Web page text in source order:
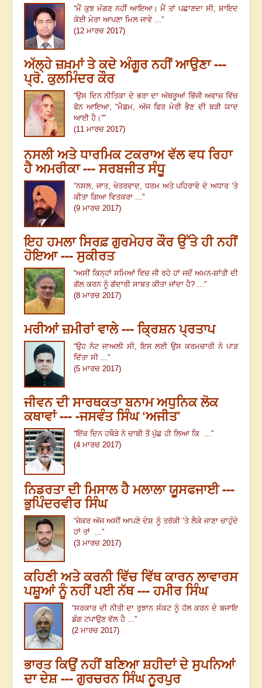
“ਮੈਂ ਕੁਝ ਮੰਗਣ ਨਹੀਂ ਆਇਆ। ਮੈਂ ਤਾਂ ਪਛਾਣਦਾ ਸੀ, ਸ਼ਾਇਦ
ਕੋਈ ਮੇਰਾ ਆਪਣਾ ਮਿਲ ਜਾਵੇ ...”
(12 ਮਾਰਚ 2017)
ਅੱਲ੍ਹੇ ਜ਼ਖ਼ਮਾਂ ਤੇ ਕਦੇ ਅੰਗੂਰ ਨਹੀਂ ਆਉਣਾ ---
ਪ੍ਰੋ. ਕੁਲਮਿੰਦਰ ਕੌਰ
“ਉਸ ਦਿਨ ਨੀਤਿਕਾ ਦੇ ਭਰਾ ਦਾ ਅੱਥਰੂਆਂ ਭਿੱਜੀ ਅਵਾਜ਼ ਵਿੱਚ
ਫੋਨ ਆਇਆ, “ਮੈਡਮ, ਅੱਜ ਫਿਰ ਮੇਰੀ ਭੈਣ ਦੀ ਬੜੀ ਯਾਦ
ਆਈ ਹੈ।””
(11 ਮਾਰਚ 2017)
ਨਸਲੀ ਅਤੇ ਧਾਰਮਿਕ ਟਕਰਾਅ ਵੱਲ ਵਧ ਰਿਹਾ
ਹੈ ਅਮਰੀਕਾ --- ਸਰਬਜੀਤ ਸੰਧੂ
“ਨਸਲ, ਜਾਤ, ਖੇਤਰਵਾਦ, ਧਰਮ ਅਤੇ ਪਹਿਰਾਵੇ ਦੇ ਅਧਾਰ ’ਤੇ
ਕੀਤਾ ਗਿਆ ਵਿਤਕਰਾ ...”
(9 ਮਾਰਚ 2017)
ਇਹ ਹਮਲਾ ਸਿਰਫ਼ ਗੁਰਮੇਹਰ ਕੌਰ ਉੱਤੇ ਹੀ ਨਹੀਂ
ਹੋਇਆ --- ਸੁਕੀਰਤ
“ਅਸੀਂ ਕਿਨ੍ਹਾਂ ਸਮਿਆਂ ਵਿਚ ਜੀ ਰਹੇ ਹਾਂ ਜਦੋਂ ਅਮਨ-ਸ਼ਾਂਤੀ ਦੀ
ਗੱਲ ਕਰਨ ਨੂੰ ਗੱਦਾਰੀ ਸਾਬਤ ਕੀਤਾ ਜਾਂਦਾ ਹੈ? ...”
(8 ਮਾਰਚ 2017)
ਮਰੀਆਂ ਜ਼ਮੀਰਾਂ ਵਾਲੇ --- ਕ੍ਰਿਸ਼ਨ ਪ੍ਰਤਾਪ
“ਉਹ ਨੋਟ ਜਾਅਲੀ ਸੀ, ਇਸ ਲਈ ਉਸ ਕਰਮਚਾਰੀ ਨੇ ਪਾੜ
ਦਿੱਤਾ ਸੀ ...”
(5 ਮਾਰਚ 2017)
ਜੀਵਨ ਦੀ ਸਾਰਥਕਤਾ ਬਨਾਮ ਅਧੁਨਿਕ ਲੋਕ
ਕਥਾਵਾਂ --- -ਜਸਵੰਤ ਸਿੰਘ ‘ਅਜੀਤ’
“ਇੱਕ ਦਿਨ ਹਥੌੜੇ ਨੇ ਚਾਬੀ ਤੋਂ ਪੁੱਛ ਹੀ ਲਿਆ ਕਿ ...”
(4 ਮਾਰਚ 2017)
ਨਿਡਰਤਾ ਦੀ ਮਿਸਾਲ ਹੈ ਮਲਾਲਾ ਯੂਸਫਜਾਈ ---
ਭੁਪਿੰਦਰਵੀਰ ਸਿੰਘ
“ਜੇਕਰ ਅੱਜ ਅਸੀਂ ਆਪਣੇ ਦੇਸ਼ ਨੂੰ ਤਰੱਕੀ ’ਤੇ ਲੈਕੇ ਜਾਣਾ ਚਾਹੁੰਦੇ
ਹਾਂ ਤਾਂ ...”
(3 ਮਾਰਚ 2017)
ਕਹਿਣੀ ਅਤੇ ਕਰਨੀ ਵਿੱਚ ਵਿੱਥ ਕਾਰਨ ਲਾਵਾਰਸ
ਪਸ਼ੂਆਂ ਨੂੰ ਨਹੀਂ ਪਈ ਨੱਥ --- ਹਮੀਰ ਸਿੰਘ
“ਸਰਕਾਰ ਦੀ ਨੀਤੀ ਦਾ ਰੁਝਾਨ ਸੰਕਟ ਨੂੰ ਹੱਲ ਕਰਨ ਦੇ ਬਜਾਇ
ਡੰਗ ਟਪਾਉਣ ਵੱਲ ਹੈ ...”
(2 ਮਾਰਚ 2017)
ਭਾਰਤ ਕਿਉਂ ਨਹੀਂ ਬਣਿਆ ਸ਼ਹੀਦਾਂ ਦੇ ਸੁਪਨਿਆਂ
ਦਾ ਦੇਸ਼ --- ਗੁਰਚਰਨ ਸਿੰਘ ਨੂਰਪੁਰ